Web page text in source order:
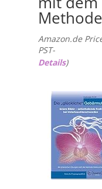
Amazon.de
PST-
Details)